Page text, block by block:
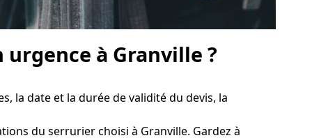
à Granville ?
la date et la durée de validité du devis, la
du serrurier choisi à Granville. Gardez à